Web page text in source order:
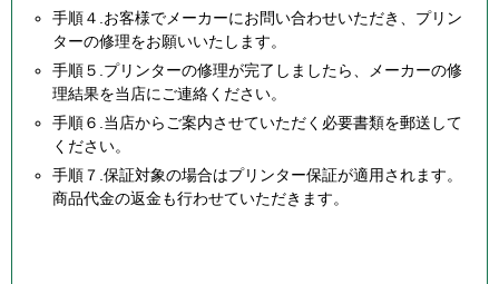
手順４.お客様でメーカーにお問い合わせいただき、プリン
ターの修理をお願いいたします。
手順５.プリンターの修理が完了しましたら、メーカーの修
理結果を当店にご連絡ください。
手順６.当店からご案内させていただく必要書類を郵送して
ください。
手順７.保証対象の場合はプリンター保証が適用されます。
商品代金の返金も行わせていただきます。